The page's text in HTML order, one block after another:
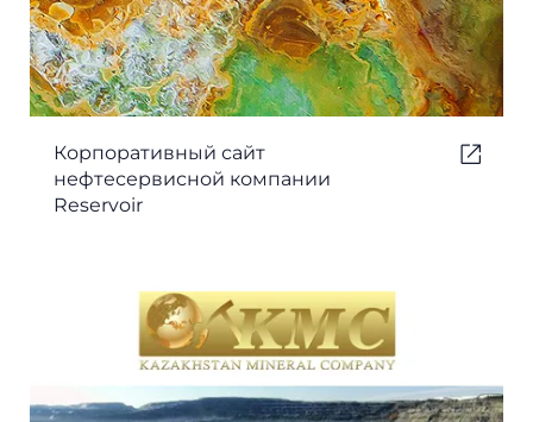
Корпоративный сайт
нефтесервисной компании
Reservoir